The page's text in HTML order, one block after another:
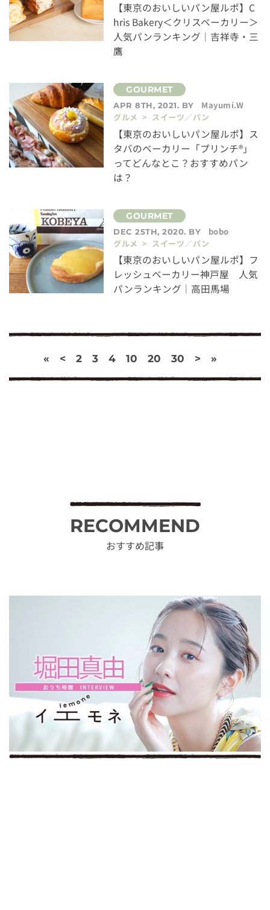
【東京のおいしいパン屋ルポ】C
hris Bakery＜クリスベーカリー＞
人気パンランキング｜吉祥寺・三
鷹
APR 8TH, 2021. BY
Mayumi.W
グルメ > スイーツ／パン
【東京のおいしいパン屋ルポ】ス
タバのベーカリー「プリンチ®︎」
ってどんなとこ？おすすめパン
は？
DEC 25TH, 2020. BY
bobo
グルメ > スイーツ／パン
【東京のおいしいパン屋ルポ】フ
レッシュベーカリー神戸屋 人気
パンランキング｜高田馬場
« < 2 3 4 10 20 30 > »
RECOMMEND
おすすめ記事